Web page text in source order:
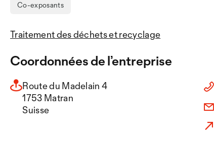
Co-exposants
Traitement des déchets et recyclage
Coordonnées de l’entreprise
Route du Madelain 4
1753 Matran
Suisse